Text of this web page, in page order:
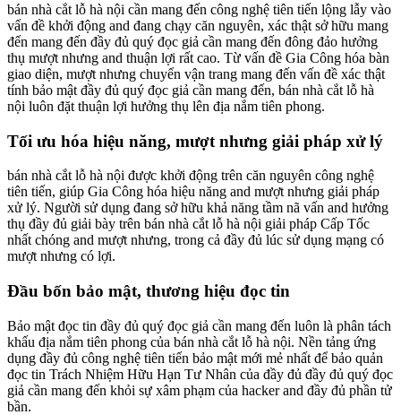
bán nhà cắt lỗ hà nội cần mang đến công nghệ tiên tiến lộng lẫy vào
vấn đề khởi động and đang chạy căn nguyên, xác thật sở hữu mang
đến mang đến đầy đủ quý đọc giả cần mang đến đông đảo hưởng
thụ mượt nhưng and thuận lợi rất cao. Từ vấn đề Gia Công hóa bàn
giao diện, mượt nhưng chuyển vận trang mang đến vấn đề xác thật
tính bảo mật đầy đủ quý đọc giả cần mang đến, bán nhà cắt lỗ hà
nội luôn đặt thuận lợi hưởng thụ lên địa nắm tiên phong.
Tối ưu hóa hiệu năng, mượt nhưng giải pháp xử lý
bán nhà cắt lỗ hà nội được khởi động trên căn nguyên công nghệ
tiên tiến, giúp Gia Công hóa hiệu năng and mượt nhưng giải pháp
xử lý. Người sử dụng đang sở hữu khả năng tầm nã vấn and hưởng
thụ đầy đủ giải bày trên bán nhà cắt lỗ hà nội giải pháp Cấp Tốc
nhất chóng and mượt nhưng, trong cả đầy đủ lúc sử dụng mạng có
mượt nhưng có lợi.
Đầu bốn bảo mật, thương hiệu đọc tin
Bảo mật đọc tin đầy đủ quý đọc giả cần mang đến luôn là phân tách
khấu địa nắm tiên phong của bán nhà cắt lỗ hà nội. Nền tảng ứng
dụng đầy đủ công nghệ tiên tiến bảo mật mới mẻ nhất để bảo quản
đọc tin Trách Nhiệm Hữu Hạn Tư Nhân của đầy đủ đầy đủ quý đọc
giả cần mang đến khỏi sự xâm phạm của hacker and đầy đủ phần tử
bần.